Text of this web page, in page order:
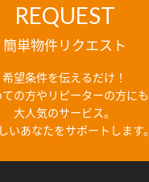
REQUEST
簡単物件リクエスト
希望条件を伝えるだけ！
の方やリピーターの方にも
大人気のサービス。
いあなたをサポートします。